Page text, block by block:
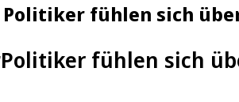
fühlen sich
Politiker fühlen sich